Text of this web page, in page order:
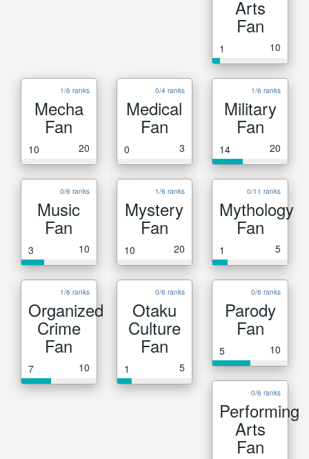
Arts
Fan
1 10
1/6 ranks
Mecha
Fan
10 20
0/4 ranks
Medical
Fan
0 3
1/6 ranks
Military
Fan
14 20
0/6 ranks
Music
Fan
3 10
1/6 ranks
Mystery
Fan
10 20
0/11 ranks
Mythology
Fan
1 5
1/6 ranks
Organized
Crime
Fan
7 10
0/6 ranks
Otaku
Culture
Fan
1 5
0/6 ranks
Parody
Fan
5 10
0/6 ranks
Performing
Arts
Fan